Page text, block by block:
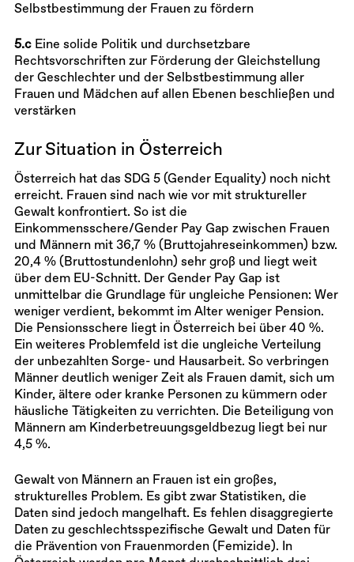
Selbstbestimmung der Frauen zu fördern
5.c Eine solide Politik und durchsetzbare
Rechtsvorschriften zur Förderung der Gleichstellung
der Geschlechter und der Selbstbestimmung aller
Frauen und Mädchen auf allen Ebenen beschließen und
verstärken
Zur Situation in Österreich
Österreich hat das SDG 5 (Gender Equality) noch nicht
erreicht. Frauen sind nach wie vor mit struktureller
Gewalt konfrontiert. So ist die
Einkommensschere/Gender Pay Gap zwischen Frauen
und Männern mit 36,7 % (Bruttojahreseinkommen) bzw.
20,4 % (Bruttostundenlohn) sehr groß und liegt weit
über dem EU-Schnitt. Der Gender Pay Gap ist
unmittelbar die Grundlage für ungleiche Pensionen: Wer
weniger verdient, bekommt im Alter weniger Pension.
Die Pensionsschere liegt in Österreich bei über 40 %.
Ein weiteres Problemfeld ist die ungleiche Verteilung
der unbezahlten Sorge- und Hausarbeit. So verbringen
Männer deutlich weniger Zeit als Frauen damit, sich um
Kinder, ältere oder kranke Personen zu kümmern oder
häusliche Tätigkeiten zu verrichten. Die Beteiligung von
Männern am Kinderbetreuungsgeldbezug liegt bei nur
4,5 %.
Gewalt von Männern an Frauen ist ein großes,
strukturelles Problem. Es gibt zwar Statistiken, die
Daten sind jedoch mangelhaft. Es fehlen disaggregierte
Daten zu geschlechtsspezifische Gewalt und Daten für
die Prävention von Frauenmorden (Femizide). In